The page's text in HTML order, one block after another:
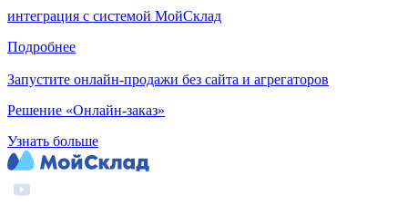
интеграция с системой МойСклад
Подробнее
Запустите онлайн-продажи без сайта и агрегаторов
Решение «Онлайн-заказ»
Узнать больше